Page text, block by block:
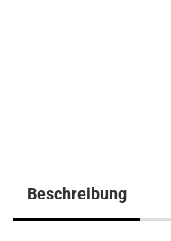
Beschreibung